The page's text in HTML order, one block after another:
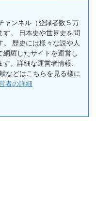
ャンネル（登録者数５万
す。 日本史や世界史を問
。 歴史には様々な説や人
網羅したサイトを運営し
。詳細な運営者情報、
などはこちらを見る様に
者の詳細